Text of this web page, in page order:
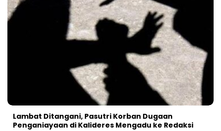
Lambat Ditangani, Pasutri Korban Dugaan
Penganiayaan di Kalideres Mengadu ke Redaksi